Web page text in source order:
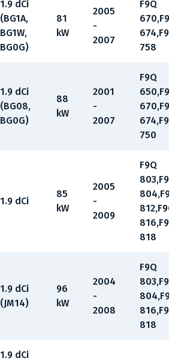
1.9 dCi
(BG1A,
BG1W,
BG0G)
81
kW
2005
-
2007
F9Q
670,F9Q
674,F9Q
758
1.9 dCi
(BG08,
BG0G)
88
kW
2001
-
2007
F9Q
650,F9Q
670,F9Q
674,F9Q
750
1.9 dCi
85
kW
2005
-
2009
F9Q
803,F9Q
804,F9Q
812,F9Q
816,F9Q
818
1.9 dCi
(JM14)
96
kW
2004
-
2008
F9Q
803,F9Q
804,F9Q
816,F9Q
818
1.9 dCi